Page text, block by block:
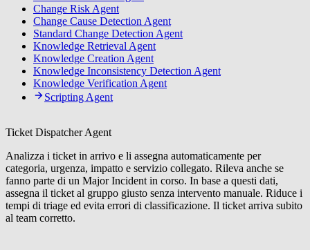
Change Risk Agent
Change Cause Detection Agent
Standard Change Detection Agent
Knowledge Retrieval Agent
Knowledge Creation Agent
Knowledge Inconsistency Detection Agent
Knowledge Verification Agent
Scripting Agent
Ticket Dispatcher Agent
Analizza i ticket in arrivo e li assegna automaticamente per
categoria, urgenza, impatto e servizio collegato. Rileva anche se
fanno parte di un Major Incident in corso. In base a questi dati,
assegna il ticket al gruppo giusto senza intervento manuale. Riduce i
tempi di triage ed evita errori di classificazione. Il ticket arriva subito
al team corretto.